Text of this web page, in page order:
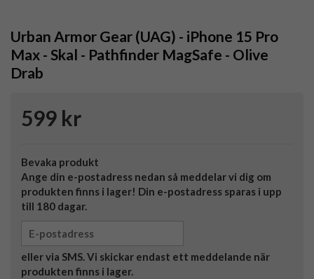
Urban Armor Gear (UAG) - iPhone 15 Pro
Max - Skal - Pathfinder MagSafe - Olive
Drab
599 kr
Bevaka produkt
Ange din e-postadress nedan så meddelar vi dig om
produkten finns i lager! Din e-postadress sparas i upp
till 180 dagar.
eller via SMS. Vi skickar endast ett meddelande när
produkten finns i lager.